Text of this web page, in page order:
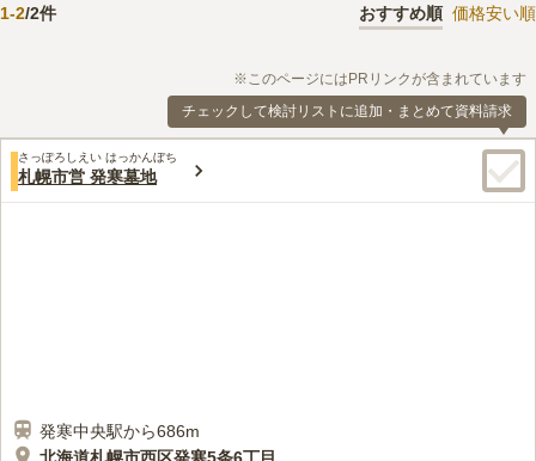
1-2/2件 おすすめ順 価格安い順
※このページにはPRリンクが含まれています
チェックして検討リストに追加・まとめて資料請求
さっぽろしえい はっかんぼち
札幌市営 発寒墓地
発寒中央駅から686m